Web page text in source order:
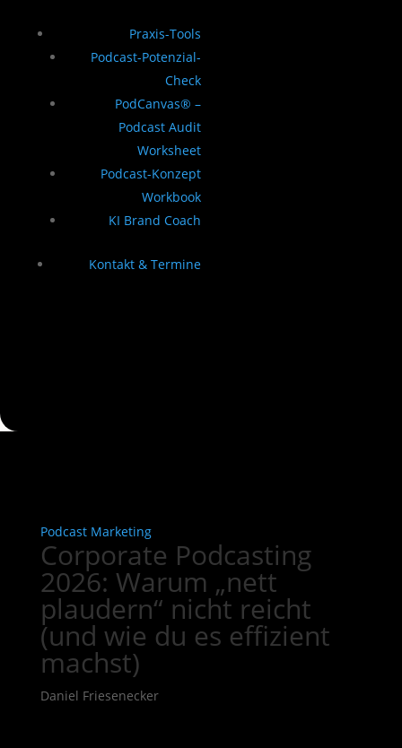
Praxis-Tools
Podcast-Potenzial-
Check
PodCanvas® –
Podcast Audit
Worksheet
Podcast-Konzept
Workbook
KI Brand Coach
Kontakt & Termine
Podcast Marketing
Corporate Podcasting
2026: Warum „nett
plaudern“ nicht reicht
(und wie du es effizient
machst)
Daniel Friesenecker